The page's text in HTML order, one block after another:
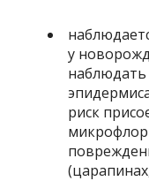
у
наблюдать
риск